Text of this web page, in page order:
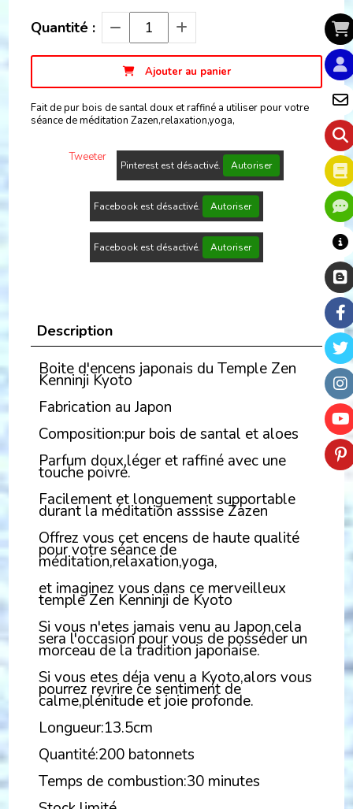
Quantité :
Ajouter au panier
Fait de pur bois de santal doux et raffiné a utiliser pour votre
séance de méditation Zazen,relaxation,yoga,
Tweeter
Pinterest est désactivé. Autoriser
Facebook est désactivé. Autoriser
Facebook est désactivé. Autoriser
Description
Boite d'encens japonais du Temple Zen
Kenninji Kyoto
Fabrication au Japon
Composition:pur bois de santal et aloes
Parfum doux,léger et raffiné avec une
touche poivré.
Facilement et longuement supportable
durant la méditation asssise Zazen
Offrez vous cet encens de haute qualité
pour votre séance de
méditation,relaxation,yoga,
et imaginez vous dans ce merveilleux
temple Zen Kenninji de Kyoto
Si vous n'etes jamais venu au Japon,cela
sera l'occasion pour vous de posséder un
morceau de la tradition japonaise.
Si vous etes déja venu a Kyoto,alors vous
pourrez revrire ce sentiment de
calme,plénitude et joie profonde.
Longueur:13.5cm
Quantité:200 batonnets
Temps de combustion:30 minutes